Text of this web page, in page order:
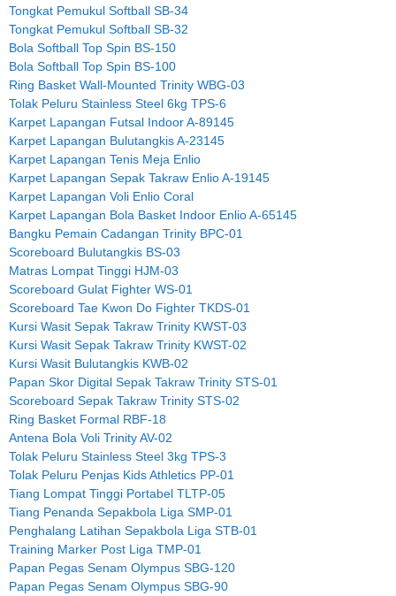
Tongkat Pemukul Softball SB-34
Tongkat Pemukul Softball SB-32
Bola Softball Top Spin BS-150
Bola Softball Top Spin BS-100
Ring Basket Wall-Mounted Trinity WBG-03
Tolak Peluru Stainless Steel 6kg TPS-6
Karpet Lapangan Futsal Indoor A-89145
Karpet Lapangan Bulutangkis A-23145
Karpet Lapangan Tenis Meja Enlio
Karpet Lapangan Sepak Takraw Enlio A-19145
Karpet Lapangan Voli Enlio Coral
Karpet Lapangan Bola Basket Indoor Enlio A-65145
Bangku Pemain Cadangan Trinity BPC-01
Scoreboard Bulutangkis BS-03
Matras Lompat Tinggi HJM-03
Scoreboard Gulat Fighter WS-01
Scoreboard Tae Kwon Do Fighter TKDS-01
Kursi Wasit Sepak Takraw Trinity KWST-03
Kursi Wasit Sepak Takraw Trinity KWST-02
Kursi Wasit Bulutangkis KWB-02
Papan Skor Digital Sepak Takraw Trinity STS-01
Scoreboard Sepak Takraw Trinity STS-02
Ring Basket Formal RBF-18
Antena Bola Voli Trinity AV-02
Tolak Peluru Stainless Steel 3kg TPS-3
Tolak Peluru Penjas Kids Athletics PP-01
Tiang Lompat Tinggi Portabel TLTP-05
Tiang Penanda Sepakbola Liga SMP-01
Penghalang Latihan Sepakbola Liga STB-01
Training Marker Post Liga TMP-01
Papan Pegas Senam Olympus SBG-120
Papan Pegas Senam Olympus SBG-90